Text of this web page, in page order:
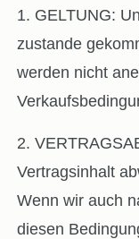
1. GELTUNG:
zustande
werden nicht
2.
Vertragsinhalt
Wenn wir auch
diesen